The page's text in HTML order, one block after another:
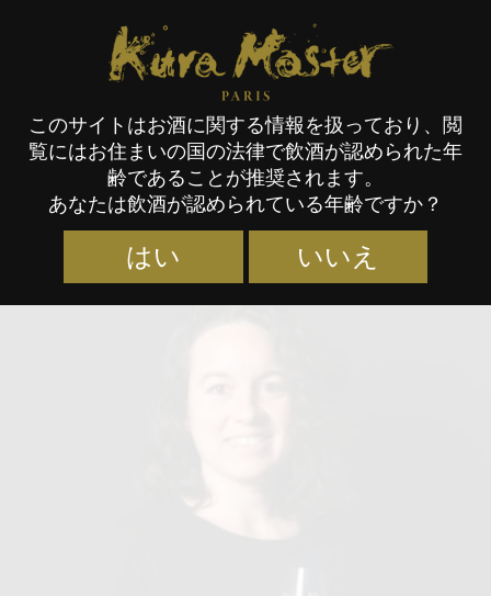
審査員
Kura Master Paris
このサイトはお酒に関する情報を扱っており、閲
覧にはお住まいの国の法律で飲酒が認められた年
齢であることが推奨されます。
あなたは飲酒が認められている年齢ですか？
はい いいえ